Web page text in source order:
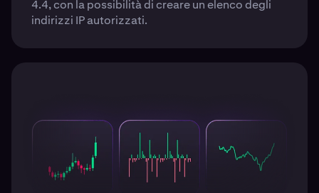
4.4, con la possibilità di creare un elenco degli
indirizzi IP autorizzati.